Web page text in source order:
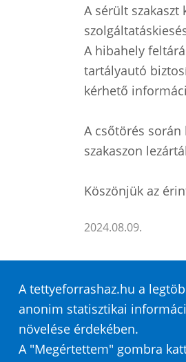
A sérült
A hibahely
tartályautó
kérhető
A csőtörés
szakaszon
Köszönjük az
2024.08.09.
Honlaptérkép
Közérdekű adatok
A tettyeforrashaz.hu a
anonim statisztikai
növelése érdekében.
A "Megértettem" gombra